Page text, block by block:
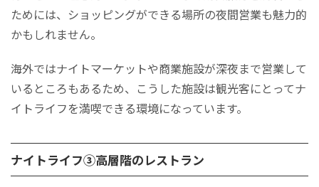
ためには、ショッピングができる場所の夜間営業も魅力的
かもしれません。
海外ではナイトマーケットや商業施設が深夜まで営業して
いるところもあるため、こうした施設は観光客にとってナ
イトライフを満喫できる環境になっています。
ナイトライフ③高層階のレストラン